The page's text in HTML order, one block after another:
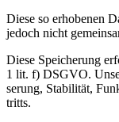
Diese so erhobenen
jedoch nicht
Diese Speicherung
1 lit. f) DSGVO.
serung, Stabi­lität,
tritts.